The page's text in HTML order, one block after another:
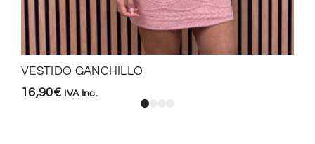
VESTIDO GANCHILLO
16,90€ IVA Inc.